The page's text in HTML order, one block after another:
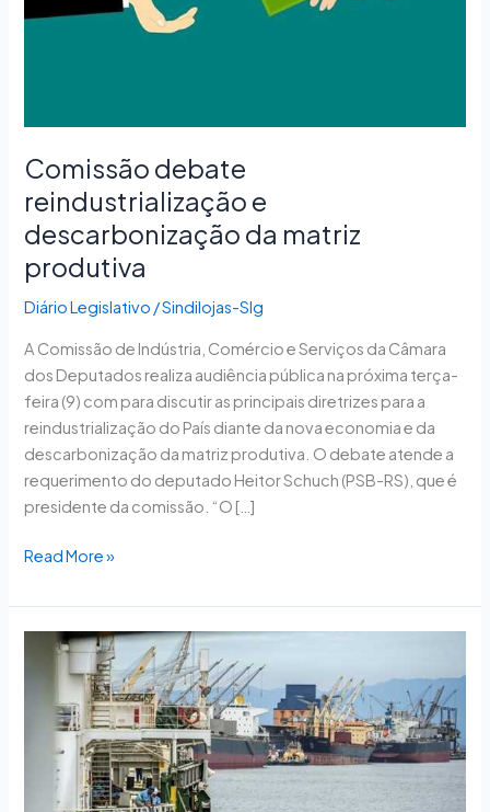
Comissão debate
reindustrialização e
descarbonização da matriz
produtiva
Diário Legislativo /Sindilojas-Slg
A Comissão de Indústria, Comércio e Serviços da Câmara
dos Deputados realiza audiência pública na próxima terça-
feira (9) com para discutir as principais diretrizes para a
reindustrialização do País diante da nova economia e da
descarbonização da matriz produtiva. O debate atende a
requerimento do deputado Heitor Schuch (PSB-RS), que é
presidente da comissão. “O […]
matriz
Read More »
Comissão
Fiscalização
Financeira
Controle
debate